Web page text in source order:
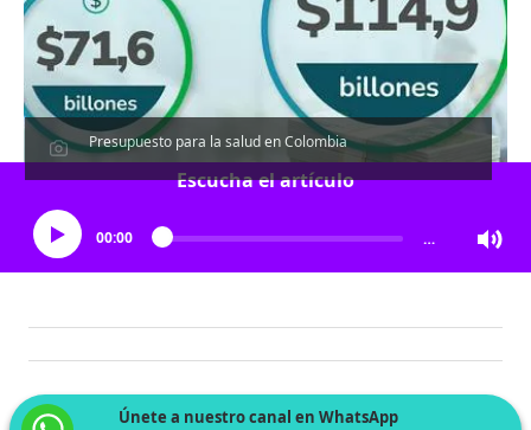
Presupuesto para la salud en Colombia
Escucha el artículo
00:00 …
Únete a nuestro canal en WhatsApp